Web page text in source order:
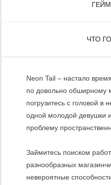
ЧТО
Neon Tail – настало
по довольно обширному
погрузитесь с головой в
одной молодой девушки
проблему
Займитесь поиском
разнообразных
невероятные